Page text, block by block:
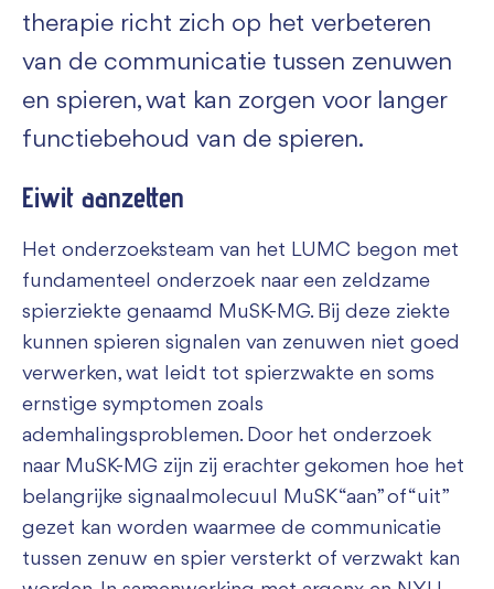
therapie richt zich op het verbeteren
van de communicatie tussen zenuwen
en spieren, wat kan zorgen voor langer
functiebehoud van de spieren.
Eiwit aanzetten
Het onderzoeksteam van het LUMC begon met
fundamenteel onderzoek naar een zeldzame
spierziekte genaamd MuSK-MG. Bij deze ziekte
kunnen spieren signalen van zenuwen niet goed
verwerken, wat leidt tot spierzwakte en soms
ernstige symptomen zoals
ademhalingsproblemen. Door het onderzoek
naar MuSK-MG zijn zij erachter gekomen hoe het
belangrijke signaalmolecuul MuSK “aan” of “uit”
gezet kan worden waarmee de communicatie
tussen zenuw en spier versterkt of verzwakt kan